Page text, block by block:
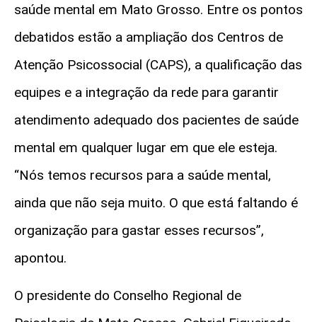
saúde mental em Mato Grosso. Entre os pontos
debatidos estão a ampliação dos Centros de
Atenção Psicossocial (CAPS), a qualificação das
equipes e a integração da rede para garantir
atendimento adequado dos pacientes de saúde
mental em qualquer lugar em que ele esteja.
“Nós temos recursos para a saúde mental,
ainda que não seja muito. O que está faltando é
organização para gastar esses recursos”,
apontou.
O presidente do Conselho Regional de